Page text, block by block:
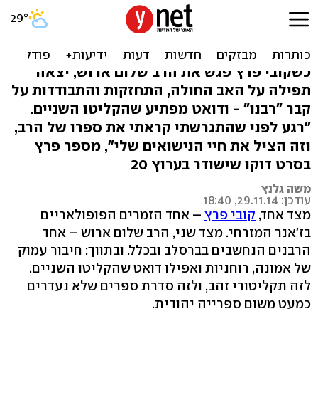
צפו: קובי פרץ והרב ארוש -
סיפור אהבה
כשקובי פרץ פגש את הרב שלום ארוש, יצאה
תפילה על האב החולה, התחזקות והתבודדות על
קבר "רבנו" - ודואט מפתיע שהקליטו השניים.
"רגע לפני שהתגרשתי קראתי את ספרו של הרב,
וזה הציל את חיי הנישואים שלי", מספר פרץ
בסרט דוקו שישודר בערוץ 20
משה גלנץ
עודכן: 29.11.14, 18:40
מצד אחד, קובי פרץ – אחד הזמרים הפופולאריים
בז'אנר המזרחי. מצד שני, הרב שלום ארוש – אחד
הרבנים הנחשבים בברסלב ובכלל. ובתווך: חיבור עמוק
של אמונה, רוחניות ואפילו דואט שהקליטו השניים.
לזה תקליטורי זהב, ולזה סדרת ספרים שלא נעדרים
כמעט משום ספרייה יהודית.